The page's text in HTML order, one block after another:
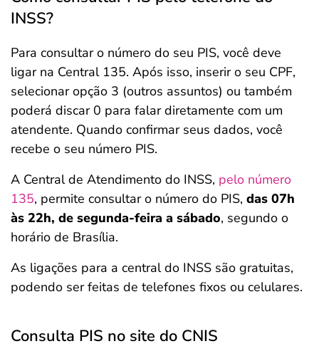
INSS?
Para consultar o número do seu PIS, você deve
ligar na Central 135. Após isso, inserir o seu CPF,
selecionar opção 3 (outros assuntos) ou também
poderá discar 0 para falar diretamente com um
atendente. Quando confirmar seus dados, você
recebe o seu número PIS.
A Central de Atendimento do INSS, pelo número
135, permite consultar o número do PIS, das 07h
às 22h, de segunda-feira a sábado, segundo o
horário de Brasília.
As ligações para a central do INSS são gratuitas,
podendo ser feitas de telefones fixos ou celulares.
Consulta PIS no site do CNIS